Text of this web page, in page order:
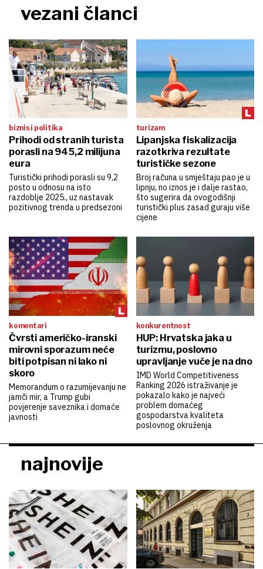
vezani članci
biznis i politika
Prihodi od stranih turista
porasli na 945,2 milijuna
eura
Turistički prihodi porasli su 9,2
posto u odnosu na isto
razdoblje 2025., uz nastavak
pozitivnog trenda u predsezoni
turizam
Lipanjska fiskalizacija
razotkriva rezultate
turističke sezone
Broj računa u smještaju pao je u
lipnju, no iznos je i dalje rastao,
što sugerira da ovogodišnji
turistički plus zasad guraju više
cijene
komentari
Čvrsti američko-iranski
mirovni sporazum neće
biti potpisan ni lako ni
skoro
Memorandum o razumijevanju ne
jamči mir, a Trump gubi
povjerenje saveznika i domaće
javnosti
konkurentnost
HUP: Hrvatska jaka u
turizmu, poslovno
upravljanje vuče je na dno
IMD World Competitiveness
Ranking 2026 istraživanje je
pokazalo kako je najveći
problem domaćeg
gospodarstva kvaliteta
poslovnog okruženja
najnovije